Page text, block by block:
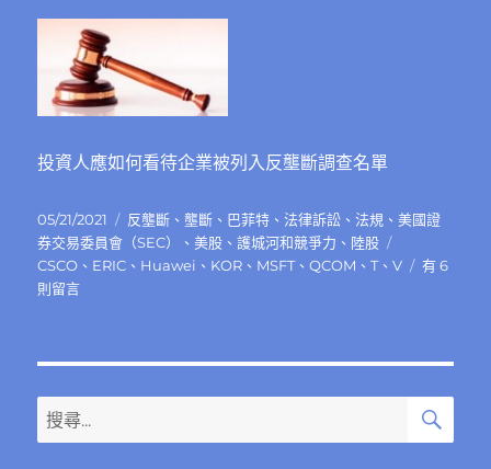
那
念
股？〉
投資人應如何看待企業被列入反壟斷調查名單
發
佈
日
期:
05/21/2021
分
類
反壟斷 、壟斷 、 巴菲特 、法律訴訟 、法規 、美國證
券交易委員會（SEC）
、美股 、護城河和競爭力 、 陸股
籤
CSCO 、 ERIC 、 Huawei 、 KOR 、 MSFT、QCOM 、T、V
在
害
怕
企
有 6
則留言
搜
尋
搜